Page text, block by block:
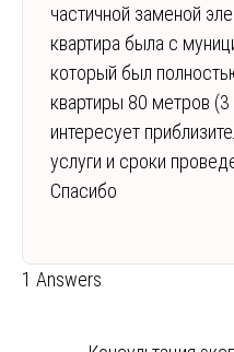
частичной заменой
квартира была с
который был
квартиры 80 метров
интересует
услуги и сроки
Спасибо
1 Answers